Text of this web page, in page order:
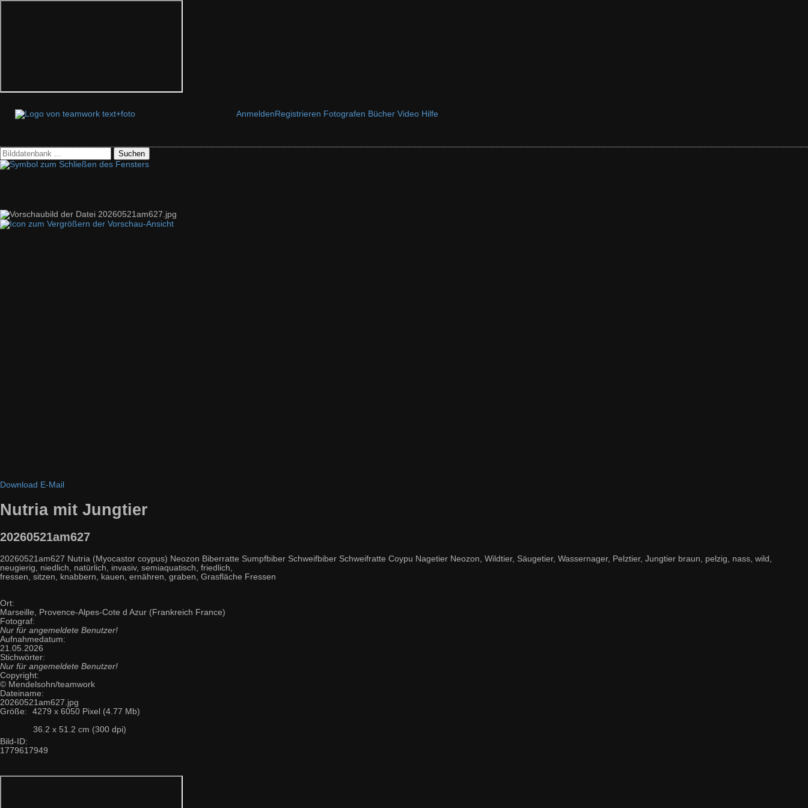
Anmelden Registrieren Fotografen Bücher Video Hilfe
Suchen
Download E-Mail
Nutria mit Jungtier
20260521am627
20260521am627 Nutria (Myocastor coypus) Neozon Biberratte Sumpfbiber Schweifbiber Schweifratte Coypu Nagetier Neozon, Wildtier, Säugetier, Wassernager, Pelztier, Jungtier braun, pelzig, nass, wild,
neugierig, niedlich, natürlich, invasiv, semiaquatisch, friedlich,
fressen, sitzen, knabbern, kauen, ernähren, graben, Grasfläche Fressen
Ort:
Marseille, Provence-Alpes-Cote d Azur (Frankreich France)
Fotograf:
Nur für angemeldete Benutzer!
Aufnahmedatum:
21.05.2026
Stichwörter:
Nur für angemeldete Benutzer!
Copyright:
© Mendelsohn/teamwork
Dateiname:
20260521am627.jpg
Größe:
4279 x 6050 Pixel (4.77 Mb)
36.2 x 51.2 cm (300 dpi)
Bild-ID:
1779617949